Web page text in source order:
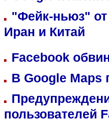
"Фейк-ньюз" от
Иран и Китай
Facebook
В Google Maps